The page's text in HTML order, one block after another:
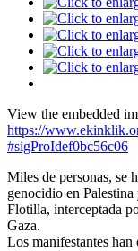
View the embedded
https://
#sigProIdef0bc56c06
Miles de personas, se
genocidio en
Flotilla, interceptada
Gaza.
Los manifestantes han